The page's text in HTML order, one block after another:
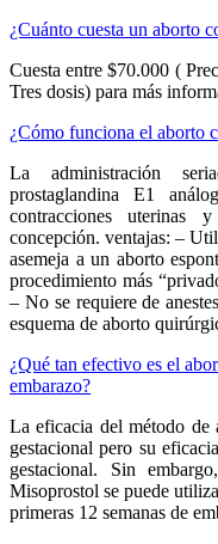
¿Cuánto cuesta un aborto
Cuesta entre $70.000 (
Tres dosis) para más
¿Cómo funciona el aborto
La administración
prostaglandina E1
contracciones
concepción. ventajas: –
asemeja a un aborto
procedimiento más
– No se requiere de
esquema de aborto
¿Qué tan efectivo es el
embarazo?
La eficacia del método de
gestacional pero su
gestacional. Sin
Misoprostol se puede
primeras 12 semanas de